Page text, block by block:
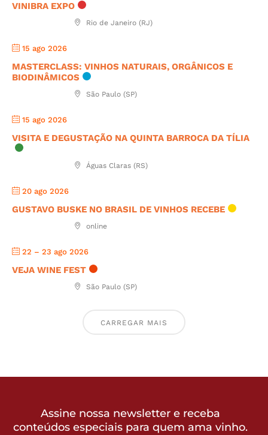
VINIBRA EXPO
Rio de Janeiro (RJ)
15 ago 2026
MASTERCLASS: VINHOS NATURAIS, ORGÂNICOS E
BIODINÂMICOS
São Paulo (SP)
15 ago 2026
VISITA E DEGUSTAÇÃO NA QUINTA BARROCA DA TÍLIA
Águas Claras (RS)
20 ago 2026
GUSTAVO BUSKE NO BRASIL DE VINHOS RECEBE
online
22 – 23 ago 2026
VEJA WINE FEST
São Paulo (SP)
CARREGAR MAIS
Assine nossa newsletter e receba
conteúdos especiais para quem ama vinho.